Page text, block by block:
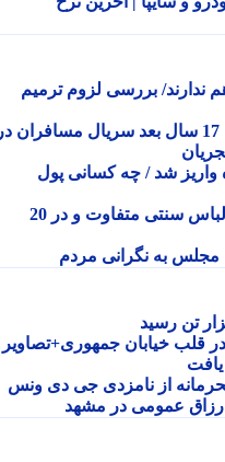
بررسی لزوم ترمیم
تغییر چهره سحر دولتشاهی 17 سال بعد سریال مسافران در
واریز شد / چه کسانی پول
عکس| سفر به گذشته؛ گوگوش با لباس سنتی متفاوت و در 20
به نگرانی مردم